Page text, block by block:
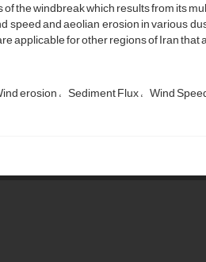
the windbreak which results from its
speed and aeolian erosion in various
applicable for other regions of Iran
erosion Sediment Flux Wind